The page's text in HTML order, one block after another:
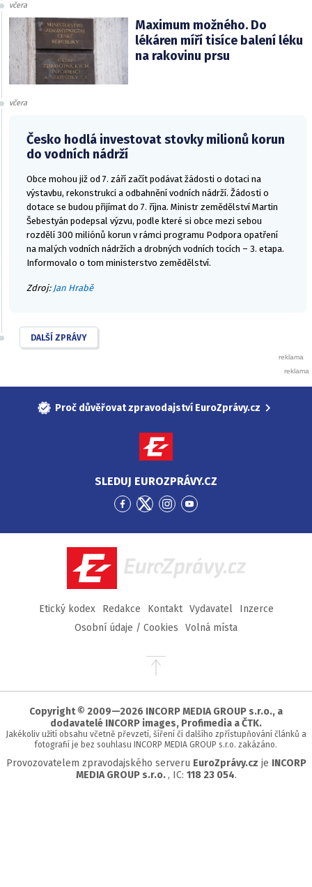
včera
Maximum možného. Do
lékáren míří tisíce balení léku
na rakovinu prsu
včera
Česko hodlá investovat stovky milionů korun
do vodních nádrží
Obce mohou již od 7. září začít podávat žádosti o dotaci na
výstavbu, rekonstrukci a odbahnění vodních nádrží. Žádosti o
dotace se budou přijímat do 7. října. Ministr zemědělství Martin
Šebestyán podepsal výzvu, podle které si obce mezi sebou
rozdělí 300 miliónů korun v rámci programu Podpora opatření
na malých vodních nádržích a drobných vodních tocích – 3. etapa.
Informovalo o tom ministerstvo zemědělství.
Zdroj: Jan Hrabě
DALŠÍ ZPRÁVY
Proč důvěřovat zpravodajství EuroZprávy.cz
SLEDUJ EUROZPRÁVY.CZ
Přejít
Facebook
Přejít
Twitter
Přejít
Instagram
Přejít
YouTube
EuroZprávy.cz
Etický kodex Redakce Kontakt Vydavatel
Inzerce
Osobní údaje / Cookies
Volná místa
Přejít
stránky
Copyright © 2009—2026 INCORP MEDIA GROUP s.r.o., a
dodavatelé INCORP images, Profimedia a ČTK.
Jakékoliv užití obsahu včetně převzetí, šíření či dalšího zpřístupňování článků a
fotografií je bez souhlasu INCORP MEDIA GROUP s.r.o. zakázáno.
Provozovatelem zpravodajského serveru EuroZprávy.cz je INCORP
MEDIA GROUP s.r.o., IC: 118 23 054.